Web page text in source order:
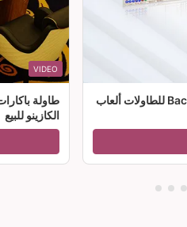
نظام برامج تسجيل Baccarat V3 للطاولات ألعاب
VIDEO
طاولة
الكازينو للبيع